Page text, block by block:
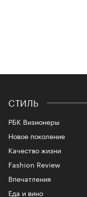
СТИЛЬ
РБК Визионеры
Новое поколение
Качество жизни
Fashion Review
Впечатления
Еда и вино